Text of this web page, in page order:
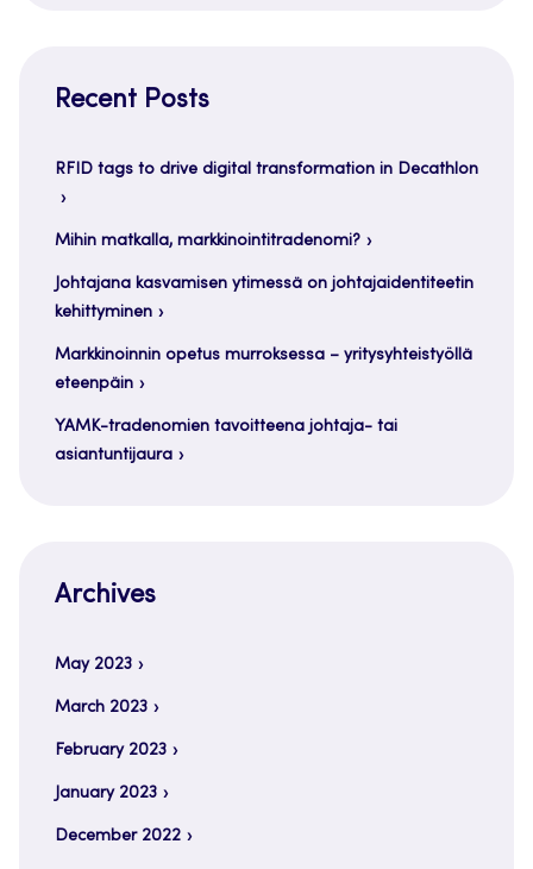
Recent Posts
RFID tags to drive digital transformation in Decathlon
Mihin matkalla, markkinointitradenomi?
Johtajana kasvamisen ytimessä on johtajaidentiteetin
kehittyminen
Markkinoinnin opetus murroksessa – yritysyhteistyöllä
eteenpäin
YAMK-tradenomien tavoitteena johtaja- tai
asiantuntijaura
Archives
May 2023
March 2023
February 2023
January 2023
December 2022